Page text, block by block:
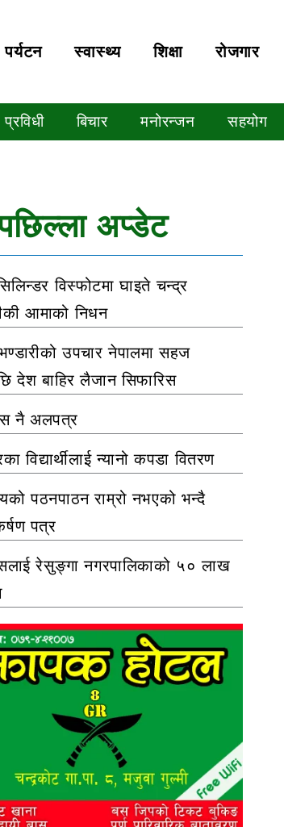
पर्यटन स्वास्थ्य शिक्षा रोजगार
प्रविधी बिचार मनोरन्जन सहयोग
अप्डेट
विस्फोटमा घाइते चन्द्र
आमाको निधन
उपचार नेपालमा सहज
देश बाहिर लैजान सिफारिस
नै अलपत्र
विद्यार्थीलाई न्यानो कपडा वितरण
पठनपाठन राम्रो नभएको भन्दै
पत्र
रेसुङ्गा नगरपालिकाको ५० लाख